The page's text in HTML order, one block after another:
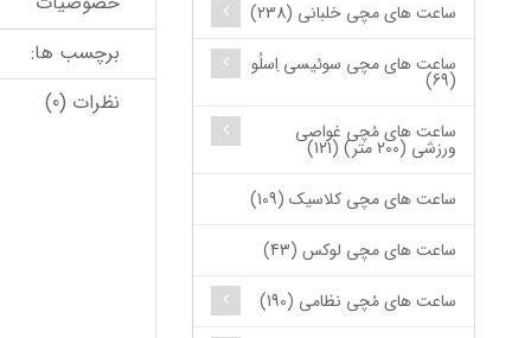
ساعت های مچی خلبانی (238)
ساعت های مچی سوئیسی اِسلُو
(69)
ساعت های مُچی غواصی
ورزشی (200 متر) (121)
ساعت های مچی کلاسیک (109)
ساعت های مچی لوکس (43)
ساعت های مُچی نظامی (190)
برچسب ها:
نظرات (0)